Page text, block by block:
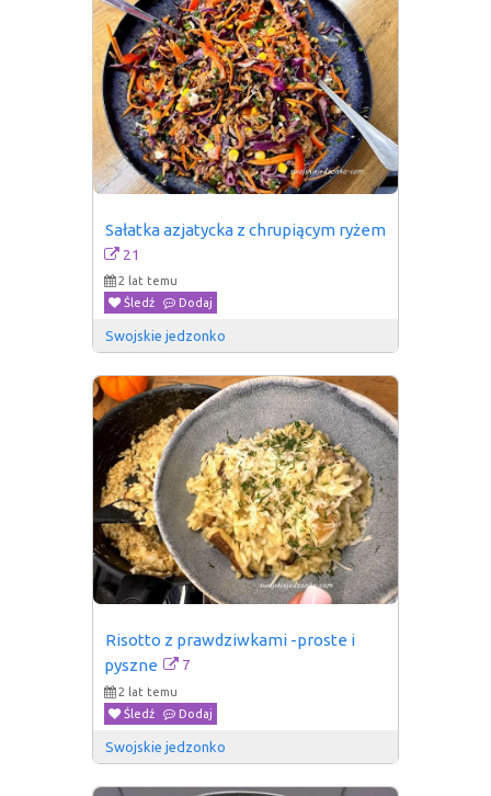
Sałatka azjatycka z chrupiącym ryżem
21
2 lat temu
Śledź
Dodaj
Swojskie jedzonko
Risotto z prawdziwkami -proste i
pyszne
7
2 lat temu
Śledź
Dodaj
Swojskie jedzonko